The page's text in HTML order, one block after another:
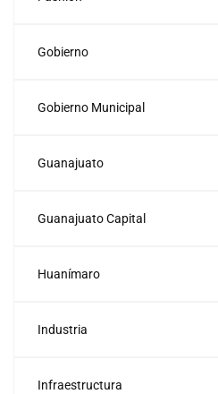
Gobierno
Gobierno Municipal
Guanajuato
Guanajuato Capital
Huanímaro
Industria
Infraestructura